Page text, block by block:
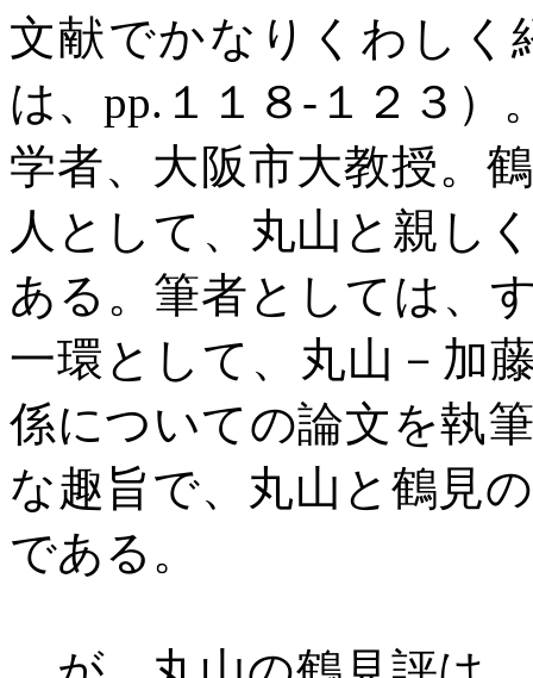
文献でかなりくわしく
は、 pp. １１８ - １２３）
学者、大阪市大教授。
人として、丸山と親し
ある。筆者としては、
一環として、丸山－加
係についての論文を執
な趣旨で、丸山と鶴見
である。